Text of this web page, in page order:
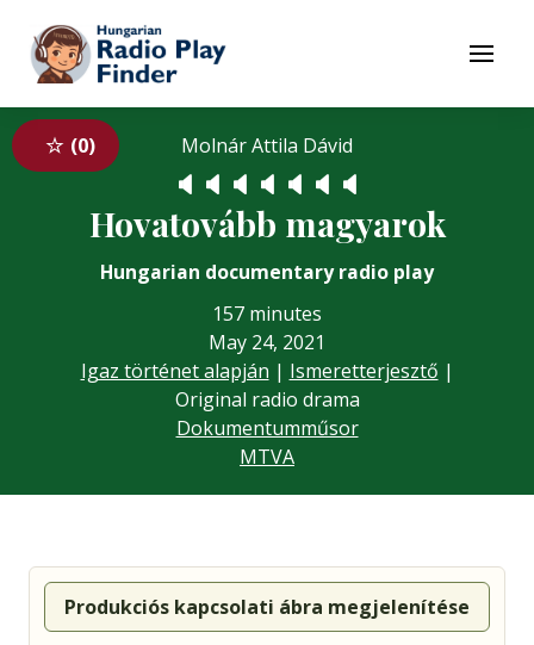
To contents
Menu
0 Molnár Attila Dávid
🔈 🔈 🔈 🔈 🔈 🔈 🔈
Hovatovább magyarok
Hungarian documentary radio play
157 minutes
May 24, 2021
Igaz történet alapján | Ismeretterjesztő |
Original radio drama
Dokumentumműsor
MTVA
Produkciós kapcsolati ábra megjelenítése